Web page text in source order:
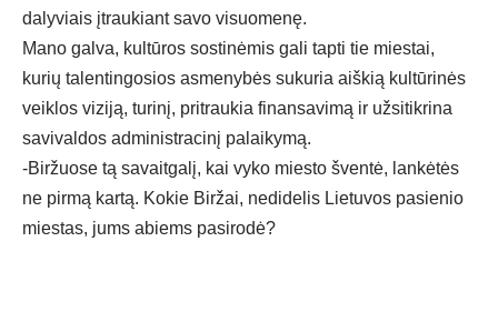
dalyviais įtraukiant savo visuomenę.
Mano galva, kultūros sostinėmis gali tapti tie miestai,
kurių talentingosios asmenybės sukuria aiškią kultūrinės
veiklos viziją, turinį, pritraukia finansavimą ir užsitikrina
savivaldos administracinį palaikymą.
-Biržuose tą savaitgalį, kai vyko miesto šventė, lankėtės
ne pirmą kartą. Kokie Biržai, nedidelis Lietuvos pasienio
miestas, jums abiems pasirodė?